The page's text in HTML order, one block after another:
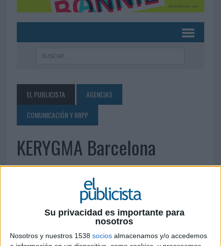
Su privacidad es importante para
nosotros
Nosotros y nuestros 1538 socios almacenamos y/o accedemos
EL PUBLICISTA
AGENCIAS
COMUNICACIÓN Y RRPP
KERYGMA Barcelona
Villarroel, 216-218-5º-4ª 08036 Barcelona
Teléfono: 932 38 44 75 Fax: 932 38 44 76
info@kerygma.eswww.kerygma.es